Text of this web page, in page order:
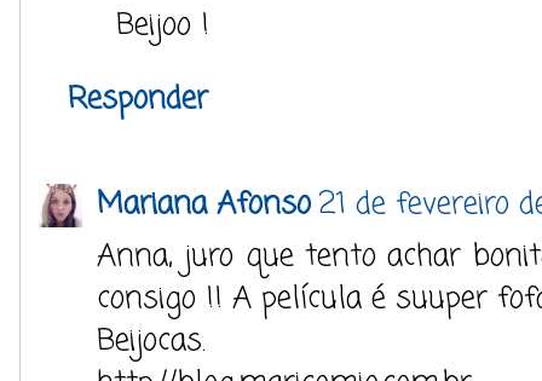
Beijoo !
Responder
Mariana Afonso21 de fevereiro
Anna, juro que tento achar
consigo !! A película é suuper
Beijocas.